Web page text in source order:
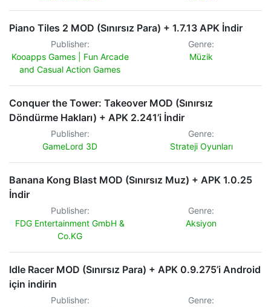
Piano Tiles 2 MOD (Sınırsız Para) + 1.7.13 APK İndir
Publisher:
Kooapps Games | Fun Arcade
and Casual Action Games
Genre:
Müzik
Conquer the Tower: Takeover MOD (Sınırsız
Döndürme Hakları) + APK 2.241’i İndir
Publisher:
GameLord 3D
Genre:
Strateji Oyunları
Banana Kong Blast MOD (Sınırsız Muz) + APK 1.0.25
İndir
Publisher:
FDG Entertainment GmbH &
Co.KG
Genre:
Aksiyon
Idle Racer MOD (Sınırsız Para) + APK 0.9.275’i Android
için indirin
Publisher:
Genre: